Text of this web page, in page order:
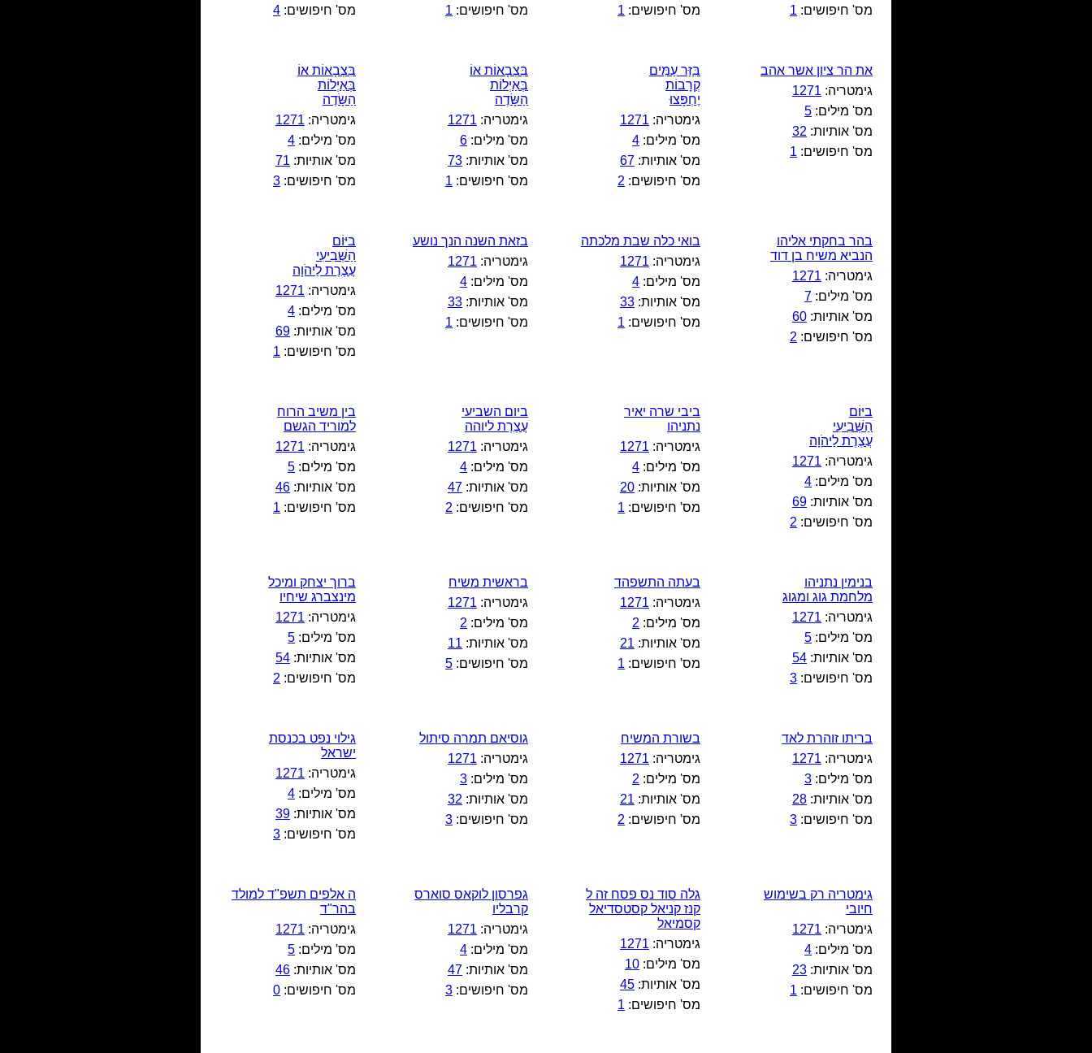
מס' חיפושים: 1
מס' חיפושים: 1
מס' חיפושים: 1
מס' חיפושים: 4
את הר ציון אשר אהב
גימטריה: 1271
מס' מילים: 5
מס' אותיות: 32
מס' חיפושים: 1
בִּזַּר עַמִּים
קְרָבוֹת
יֶחְפָּצוּ
גימטריה: 1271
מס' מילים: 4
מס' אותיות: 67
מס' חיפושים: 2
בִּצְבָאוֹת אוֹ
בְּאַיְלוֹת
הַשָּׂדֶה
גימטריה: 1271
מס' מילים: 6
מס' אותיות: 73
מס' חיפושים: 1
בִּצְבָאוֹת אוֹ
בְּאַיְלוֹת
הַשָּׂדֶה
גימטריה: 1271
מס' מילים: 4
מס' אותיות: 71
מס' חיפושים: 3
בהר בחקתי אליהו
הנביא משיח בן דוד
גימטריה: 1271
מס' מילים: 7
מס' אותיות: 60
מס' חיפושים: 2
בואי כלה שבת מלכתה
גימטריה: 1271
מס' מילים: 4
מס' אותיות: 33
מס' חיפושים: 1
בזאת השנה הנך נושע
גימטריה: 1271
מס' מילים: 4
מס' אותיות: 33
מס' חיפושים: 1
ביּוֹם
הַשְּׁבִיעִי
עֲצֶרֶת לַיהֹוָה
גימטריה: 1271
מס' מילים: 4
מס' אותיות: 69
מס' חיפושים: 1
ביּוֹם
הַשְּׁבִיעִי
עֲצֶרֶת לַיהֹוָה
גימטריה: 1271
מס' מילים: 4
מס' אותיות: 69
מס' חיפושים: 2
ביבי שרה יאיר
נתניהו
גימטריה: 1271
מס' מילים: 4
מס' אותיות: 20
מס' חיפושים: 1
ביום השביעי
עֲצֶרֶת ליוהה
גימטריה: 1271
מס' מילים: 4
מס' אותיות: 47
מס' חיפושים: 2
בין משיב הרוח
למוריד הגשם
גימטריה: 1271
מס' מילים: 5
מס' אותיות: 46
מס' חיפושים: 1
בנימין נתניהו
מלחמת גוג ומגוג
גימטריה: 1271
מס' מילים: 5
מס' אותיות: 54
מס' חיפושים: 3
בעתה התשפהד
גימטריה: 1271
מס' מילים: 2
מס' אותיות: 21
מס' חיפושים: 1
בראשית משיח
גימטריה: 1271
מס' מילים: 2
מס' אותיות: 11
מס' חיפושים: 5
ברוך יצחק ומיכל
מינצברג שיחיו
גימטריה: 1271
מס' מילים: 5
מס' אותיות: 54
מס' חיפושים: 2
בריתו זוהרת לאד
גימטריה: 1271
מס' מילים: 3
מס' אותיות: 28
מס' חיפושים: 3
בשורת המשיח
גימטריה: 1271
מס' מילים: 2
מס' אותיות: 21
מס' חיפושים: 2
גוסיאם תמרה סיתול
גימטריה: 1271
מס' מילים: 3
מס' אותיות: 32
מס' חיפושים: 3
גילוי נפט בכנסת
ישראל
גימטריה: 1271
מס' מילים: 4
מס' אותיות: 39
מס' חיפושים: 3
גימטריה רק בשימוש
חיובי
גימטריה: 1271
מס' מילים: 4
מס' אותיות: 23
מס' חיפושים: 1
גלה סוד נס פסח זה ל
קנז קניאל קסטסדיאל
קסמיאל
גימטריה: 1271
מס' מילים: 10
מס' אותיות: 45
מס' חיפושים: 1
גפרסון לוקאס סוארס
קרבליו
גימטריה: 1271
מס' מילים: 4
מס' אותיות: 47
מס' חיפושים: 3
ה אלפים תשפ"ד למולד
בהר"ד
גימטריה: 1271
מס' מילים: 5
מס' אותיות: 46
מס' חיפושים: 0